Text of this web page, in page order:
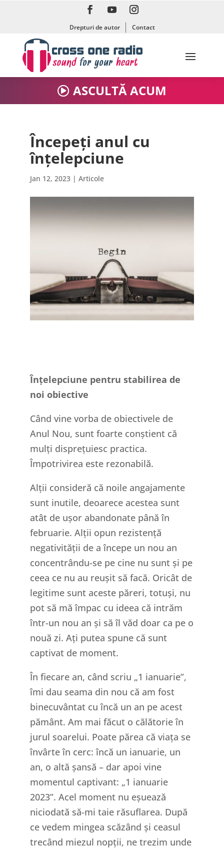
Drepturi de autor Contact
ASCULTĂ ACUM
Începeți anul cu
înțelepciune
Jan 12, 2023| Articole
Înțelepciune pentru stabilirea de
noi obiective
Când vine vorba de obiectivele de
Anul Nou, sunt foarte conștient că
mulți disprețuiesc practica.
Împotrivirea este rezonabilă.
Alții consideră că noile angajamente
sunt inutile, deoarece acestea sunt
atât de ușor abandonate până în
februarie. Alții opun rezistență
negativității de a începe un nou an
concentrându-se pe cine nu sunt și pe
ceea ce nu au reușit să facă. Oricât de
legitime sunt aceste păreri, totuși, nu
pot să mă împac cu ideea că intrăm
într-un nou an și să îl văd doar ca pe o
nouă zi. Ați putea spune că sunt
captivat de moment.
În fiecare an, când scriu „1 ianuarie”,
îmi dau seama din nou că am fost
binecuvântat cu încă un an pe acest
pământ. Am mai făcut o călătorie în
jurul soarelui. Poate părea că viața se
învârte în cerc: încă un ianuarie, un
an, o altă șansă – dar apoi vine
momentul captivant: „1 ianuarie
2023”. Acel moment nu eșuează
niciodată să-mi taie răsuflarea. După
ce vedem mingea scăzând și ceasul
trecând miezul nopții, ne trezim unde